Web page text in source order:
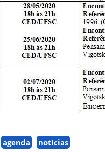
agenda notícias